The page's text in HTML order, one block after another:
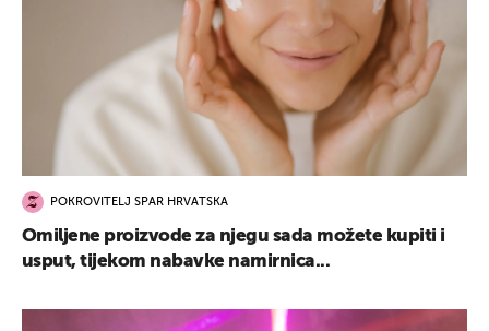
POKROVITELJ SPAR HRVATSKA
Omiljene proizvode za njegu sada možete kupiti i
usput, tijekom nabavke namirnica...